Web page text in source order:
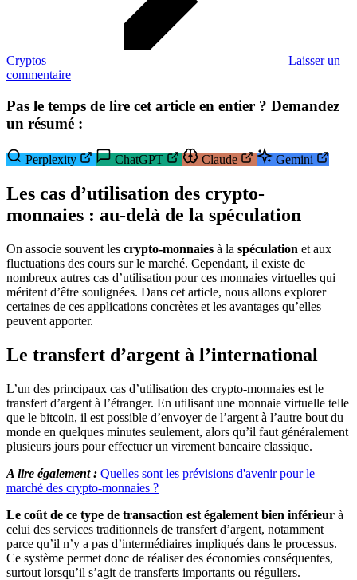
Cryptos
Laisser un
commentaire
Pas le temps de lire cet article en entier ? Demandez
un résumé :
Perplexity ChatGPT Claude Gemini
Les cas d’utilisation des crypto-
monnaies : au-delà de la spéculation
On associe souvent les crypto-monnaies à la spéculation et aux
fluctuations des cours sur le marché. Cependant, il existe de
nombreux autres cas d’utilisation pour ces monnaies virtuelles qui
méritent d’être soulignées. Dans cet article, nous allons explorer
certaines de ces applications concrètes et les avantages qu’elles
peuvent apporter.
Le transfert d’argent à l’international
L’un des principaux cas d’utilisation des crypto-monnaies est le
transfert d’argent à l’étranger. En utilisant une monnaie virtuelle telle
que le bitcoin, il est possible d’envoyer de l’argent à l’autre bout du
monde en quelques minutes seulement, alors qu’il faut généralement
plusieurs jours pour effectuer un virement bancaire classique.
A lire également : Quelles sont les prévisions d'avenir pour le
marché des crypto-monnaies ?
Le coût de ce type de transaction est également bien inférieur à
celui des services traditionnels de transfert d’argent, notamment
parce qu’il n’y a pas d’intermédiaires impliqués dans le processus.
Ce système permet donc de réaliser des économies conséquentes,
surtout lorsqu’il s’agit de transferts importants ou réguliers.